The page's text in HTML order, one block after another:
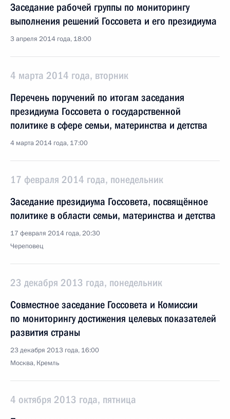
Заседание рабочей группы по мониторингу
выполнения решений Госсовета и его президиума
3 апреля 2014 года, 18:00
4 марта 2014 года, вторник
Перечень поручений по итогам заседания
президиума Госсовета о государственной
политике в сфере семьи, материнства и детства
4 марта 2014 года, 17:00
17 февраля 2014 года, понедельник
Заседание президиума Госсовета, посвящённое
политике в области семьи, материнства и детства
17 февраля 2014 года, 20:30
Череповец
23 декабря 2013 года, понедельник
Совместное заседание Госсовета и Комиссии
по мониторингу достижения целевых показателей
развития страны
23 декабря 2013 года, 16:00
Москва, Кремль
4 октября 2013 года, пятница